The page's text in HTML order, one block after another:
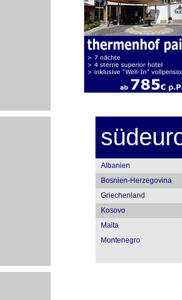
Albanien
Bosnien-Herzegovina
Griechenland
Kosovo
Malta
Montenegro